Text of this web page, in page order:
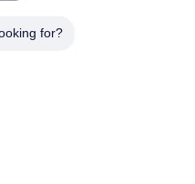
кучи сжатия
for?